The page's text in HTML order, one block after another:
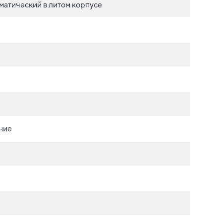
в литом корпусе